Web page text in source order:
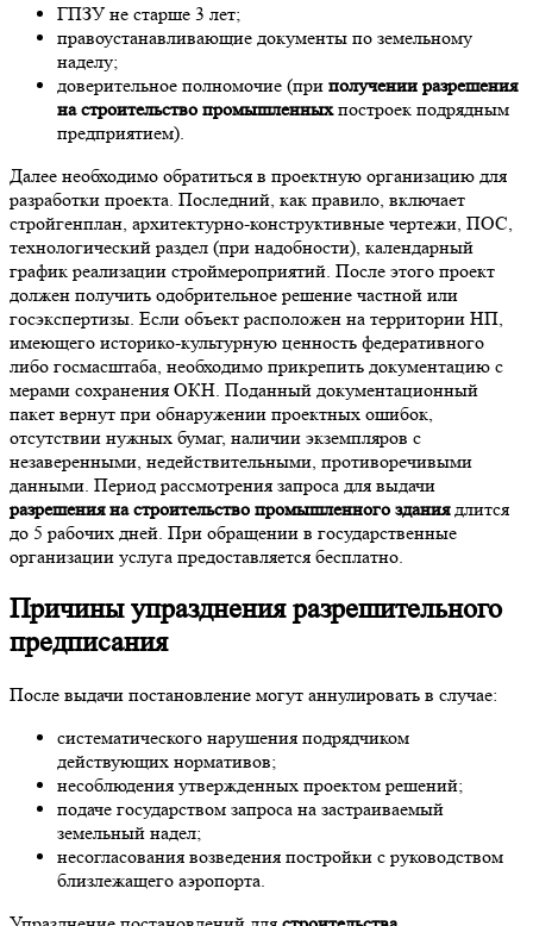
ГПЗУ не старше 3 лет;
правоустанавливающие документы по земельному
наделу;
доверительное полномочие (при получении разрешения
на строительство промышленныхпостроек подрядным
предприятием).
Далее необходимо обратиться в проектную организацию для
разработки проекта. Последний, как правило, включает
стройгенплан, архитектурно-конструктивные чертежи, ПОС,
технологический раздел (при надобности), календарный
график реализации строймероприятий. После этого проект
должен получить одобрительное решение частной или
госэкспертизы. Если объект расположен на территории НП,
имеющего историко-культурную ценность федеративного
либо госмасштаба, необходимо прикрепить документацию с
мерами сохранения ОКН. Поданный документационный
пакет вернут при обнаружении проектных ошибок,
отсутствии нужных бумаг, наличии экземпляров с
незаверенными, недействительными, противоречивыми
данными. Период рассмотрения запроса для выдачи
разрешения на строительство промышленного зданиядлится
до 5 рабочих дней. При обращении в государственные
организации услуга предоставляется бесплатно.
Причины упразднения разрешительного
предписания
После выдачи постановление могут аннулировать в случае:
систематического нарушения подрядчиком
действующих нормативов;
несоблюдения утвержденных проектом решений;
подаче государством запроса на застраиваемый
земельный надел;
несогласования возведения постройки с руководством
близлежащего аэропорта.